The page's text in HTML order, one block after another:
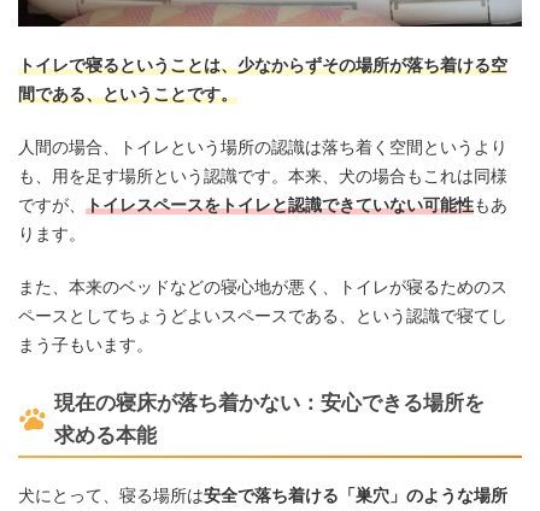
トイレで寝るということは、少なからずその場所が落ち着ける空
間である、ということです。
人間の場合、トイレという場所の認識は落ち着く空間というより
も、用を足す場所という認識です。本来、犬の場合もこれは同様
ですが、 トイレスペースをトイレと認識できていない可能性もあ
ります。
また、本来のベッドなどの寝心地が悪く、トイレが寝るためのス
ペースとしてちょうどよいスペースである、という認識で寝てし
まう子もいます。
現在の寝床が落ち着かない：安心できる場所を
求める本能
犬にとって、寝る場所は安全で落ち着ける「巣穴」のような場所